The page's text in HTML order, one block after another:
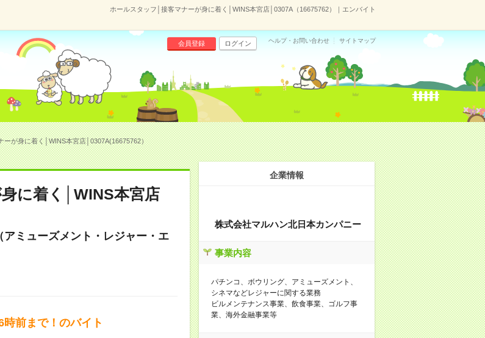
ホールスタッフ│接客マナーが身に着く│WINS本宮店│0307A（16675762）｜エンバイト
会員登録 ログイン ヘルプ・お問い合わせ サイトマップ
ーが身に着く│WINS本宮店│0307A(16675762）
に着く│WINS本宮店
ミューズメント・レジャー・エ
前まで！のバイト
企業情報
株式会社マルハン北日本カンパニー
事業内容
パチンコ、ボウリング、アミューズメント、
シネマなどレジャーに関する業務
ビルメンテナンス事業、飲食事業、ゴルフ事
業、海外金融事業等